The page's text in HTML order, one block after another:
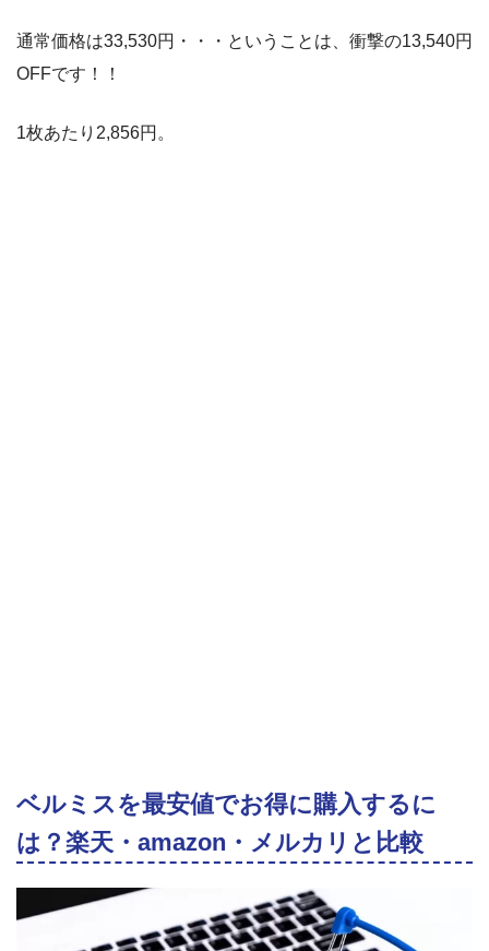
通常価格は33,530円・・・ということは、衝撃の13,540円
OFFです！！
1枚あたり2,856円。
ベルミスを最安値でお得に購入するに
は？楽天・amazon・メルカリと比較